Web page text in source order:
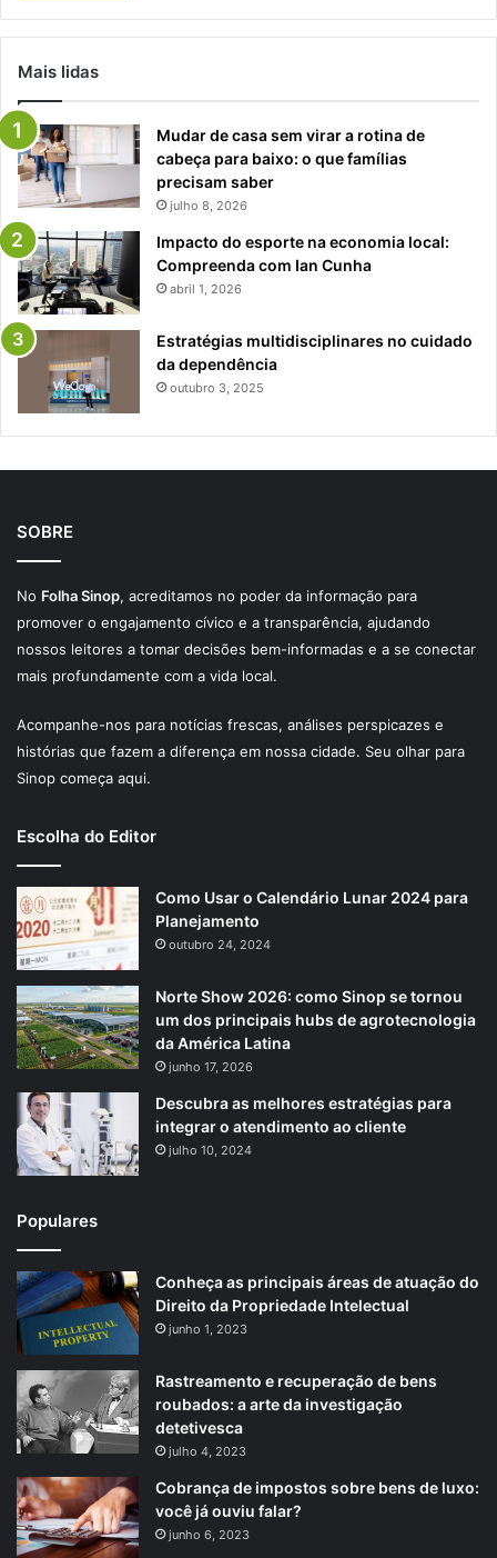
Mais lidas
Mudar de casa sem virar a rotina de
cabeça para baixo: o que famílias
precisam saber
julho 8, 2026
Impacto do esporte na economia local:
Compreenda com Ian Cunha
abril 1, 2026
Estratégias multidisciplinares no cuidado
da dependência
outubro 3, 2025
SOBRE
No Folha Sinop, acreditamos no poder da informação para
promover o engajamento cívico e a transparência, ajudando
nossos leitores a tomar decisões bem-informadas e a se conectar
mais profundamente com a vida local.
Acompanhe-nos para notícias frescas, análises perspicazes e
histórias que fazem a diferença em nossa cidade. Seu olhar para
Sinop começa aqui.
Escolha do Editor
Como Usar o Calendário Lunar 2024 para
Planejamento
outubro 24, 2024
Norte Show 2026: como Sinop se tornou
um dos principais hubs de agrotecnologia
da América Latina
junho 17, 2026
Descubra as melhores estratégias para
integrar o atendimento ao cliente
julho 10, 2024
Populares
Conheça as principais áreas de atuação do
Direito da Propriedade Intelectual
junho 1, 2023
Rastreamento e recuperação de bens
roubados: a arte da investigação
detetivesca
julho 4, 2023
Cobrança de impostos sobre bens de luxo:
você já ouviu falar?
junho 6, 2023